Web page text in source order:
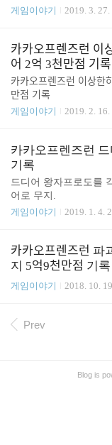
요. 1개 밖에 없는데
게임이야기 2019. 3.
카카오프렌즈런
어 2억 3천만점 기록
카카오프렌즈런
만점 기록
게임이야기
2019. 2.
카카오프렌즈런
기록
드디어 왕자프로도를
어로 무지.
게임이야기
2019. 1. 4.
지 5억9천만점 기
게임이야기 2018. 10.
Prev
Blog is